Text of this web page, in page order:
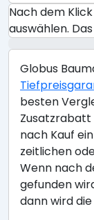
Nach dem
auswählen.
Globus
besten
Zusatzrabatt
nach Kauf
zeitlichen
Wenn nach
gefunden
dann wird